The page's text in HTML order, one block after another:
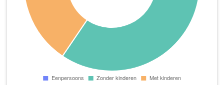
Sense Management B.V.
Houtensewetering 37
Van Oostrom Houten
Houtensewetering 33
Van Tuyl Beheer B.V.
Vleugelboot 31